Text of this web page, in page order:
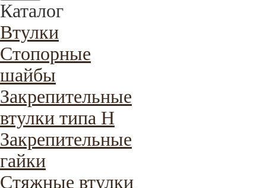
Каталог
Втулки
Стопорные
шайбы
Закрепительные
втулки типа H
Закрепительные
гайки
Стяжные втулки